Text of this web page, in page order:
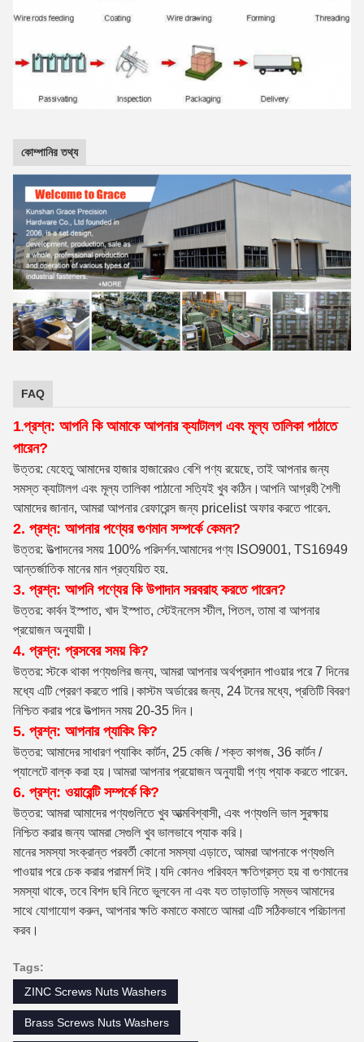
কোম্পানির তথ্য
FAQ
1.প্রশ্ন: আপনি কি আমাকে আপনার ক্যাটালগ এবং মূল্য তালিকা পাঠাতে
পারেন?
উত্তর: যেহেতু আমাদের হাজার হাজারেরও বেশি পণ্য রয়েছে, তাই আপনার জন্য
সমস্ত ক্যাটালগ এবং মূল্য তালিকা পাঠানো সত্যিই খুব কঠিন।আপনি আগ্রহী শৈলী
আমাদের জানান, আমরা আপনার রেফারেন্স জন্য pricelist অফার করতে পারেন.
2. প্রশ্ন: আপনার পণ্যের গুণমান সম্পর্কে কেমন?
উত্তর: উত্পাদনের সময় 100% পরিদর্শন.আমাদের পণ্য ISO9001, TS16949
আন্তর্জাতিক মানের মান প্রত্যয়িত হয়.
3. প্রশ্ন: আপনি পণ্যের কি উপাদান সরবরাহ করতে পারেন?
উত্তর: কার্বন ইস্পাত, খাদ ইস্পাত, স্টেইনলেস স্টীল, পিতল, তামা বা আপনার
প্রয়োজন অনুযায়ী।
4. প্রশ্ন: প্রসবের সময় কি?
উত্তর: স্টকে থাকা পণ্যগুলির জন্য, আমরা আপনার অর্থপ্রদান পাওয়ার পরে 7 দিনের
মধ্যে এটি প্রেরণ করতে পারি।কাস্টম অর্ডারের জন্য, 24 টনের মধ্যে, প্রতিটি বিবরণ
নিশ্চিত করার পরে উত্পাদন সময় 20-35 দিন।
5. প্রশ্ন: আপনার প্যাকিং কি?
উত্তর: আমাদের সাধারণ প্যাকিং কার্টন, 25 কেজি / শক্ত কাগজ, 36 কার্টন /
প্যালেটে বাল্ক করা হয়।আমরা আপনার প্রয়োজন অনুযায়ী পণ্য প্যাক করতে পারেন.
6. প্রশ্ন: ওয়ারেন্টি সম্পর্কে কি?
উত্তর: আমরা আমাদের পণ্যগুলিতে খুব আত্মবিশ্বাসী, এবং পণ্যগুলি ভাল সুরক্ষায়
নিশ্চিত করার জন্য আমরা সেগুলি খুব ভালভাবে প্যাক করি।
মানের সমস্যা সংক্রান্ত পরবর্তী কোনো সমস্যা এড়াতে, আমরা আপনাকে পণ্যগুলি
পাওয়ার পরে চেক করার পরামর্শ দিই।যদি কোনও পরিবহন ক্ষতিগ্রস্ত হয় বা গুণমানের
সমস্যা থাকে, তবে বিশদ ছবি নিতে ভুলবেন না এবং যত তাড়াতাড়ি সম্ভব আমাদের
সাথে যোগাযোগ করুন, আপনার ক্ষতি কমাতে কমাতে আমরা এটি সঠিকভাবে পরিচালনা
করব।
Tags:
ZINC Screws Nuts Washers
Brass Screws Nuts Washers